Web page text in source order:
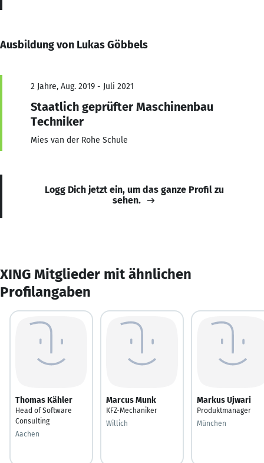
Ausbildung von Lukas Göbbels
2 Jahre, Aug. 2019 - Juli 2021
Staatlich geprüfter Maschinenbau
Techniker
Mies van der Rohe Schule
Logg Dich jetzt ein, um das ganze Profil zu
sehen.
XING Mitglieder mit ähnlichen
Profilangaben
Thomas Kähler
Head of Software
Consulting
Aachen
Marcus Munk
KFZ-Mechaniker
Willich
Markus Ujwari
Produktmanager
München